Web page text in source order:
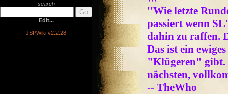
- search -
Edit...
JSPWiki v2.2.28
''Wie letzte
passiert wenn
dahin zu raffen.
Das ist ein
"Klügeren" gibt.
nächsten,
-- TheWho